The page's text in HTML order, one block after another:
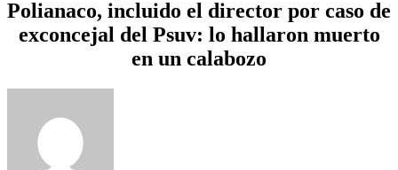
Polianaco, incluido el director por caso de
exconcejal del Psuv: lo hallaron muerto
en un calabozo